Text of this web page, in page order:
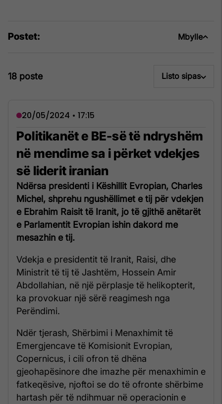
Postet: Mbylle
18 poste Listo sipas
20/05/2024 • 17:15
Politikanët e BE-së të ndryshëm
në mendime sa i përket vdekjes
së liderit iranian
Ndërsa presidenti i Këshillit Evropian, Charles
Michel, shprehu ngushëllimet e tij për vdekjen
e Ebrahim Raisit të Iranit, jo të gjithë anëtarët
e Parlamentit Evropian ishin dakord me
mesazhin e tij.
Vdekja e presidentit të Iranit, Raisi, dhe
Ministrit të tij të Jashtëm, Hossein Amir
Abdollahian, në një përplasje të helikopterit,
ka provokuar një sërë reagimesh nga
Perëndimi.
Ndër tjerash, Shërbimi i Menaxhimit të
Emergjencave të Komisionit Evropian,
Copernicus, i cili ofron të dhëna
gjeohapësinore dhe imazhe për menaxhimin e
fatkeqësive, njoftoi se do të ofronte shërbime
hartash për të ndihmuar në operacionin e